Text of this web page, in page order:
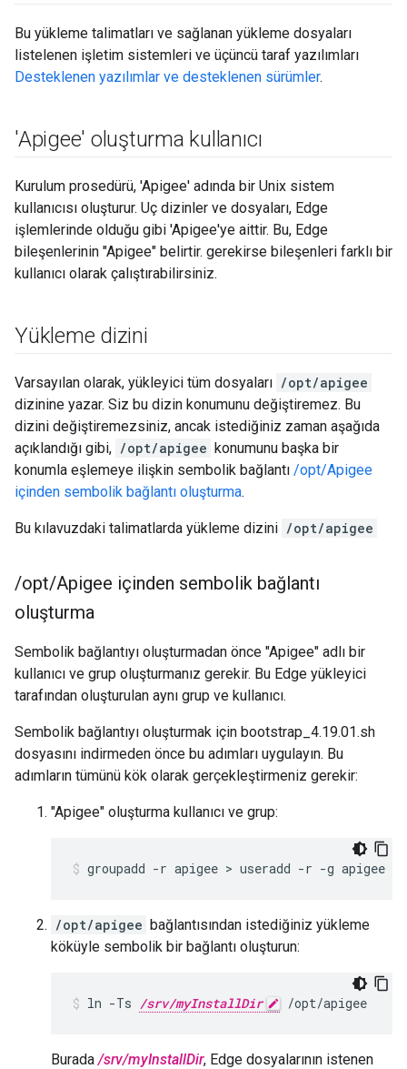
Bu yükleme talimatları ve sağlanan yükleme dosyaları
listelenen işletim sistemleri ve üçüncü taraf yazılımları
Desteklenen yazılımlar ve desteklenen sürümler.
'Apigee' oluşturma kullanıcı
Kurulum prosedürü, 'Apigee' adında bir Unix sistem
kullanıcısı oluşturur. Uç dizinler ve dosyaları, Edge
işlemlerinde olduğu gibi 'Apigee'ye aittir. Bu, Edge
bileşenlerinin "Apigee" belirtir. gerekirse bileşenleri farklı bir
kullanıcı olarak çalıştırabilirsiniz.
Yükleme dizini
Varsayılan olarak, yükleyici tüm dosyaları /opt/apigee
dizinine yazar. Siz bu dizin konumunu değiştiremez. Bu
dizini değiştiremezsiniz, ancak istediğiniz zaman aşağıda
açıklandığı gibi, /opt/apigee konumunu başka bir
konumla eşlemeye ilişkin sembolik bağlantı /opt/Apigee
içinden sembolik bağlantı oluşturma.
Bu kılavuzdaki talimatlarda yükleme dizini /opt/apigee
/opt/Apigee içinden sembolik bağlantı
oluşturma
Sembolik bağlantıyı oluşturmadan önce "Apigee" adlı bir
kullanıcı ve grup oluşturmanız gerekir. Bu Edge yükleyici
tarafından oluşturulan aynı grup ve kullanıcı.
Sembolik bağlantıyı oluşturmak için bootstrap_4.19.01.sh
dosyasını indirmeden önce bu adımları uygulayın. Bu
adımların tümünü kök olarak gerçekleştirmeniz gerekir:
"Apigee" oluşturma kullanıcı ve grup:
groupadd -r apigee > useradd -r -g apigee
/opt/apigee bağlantısından istediğiniz yükleme
köküyle sembolik bir bağlantı oluşturun:
ln -Ts /srv/myInstallDir /opt/apigee
Burada/srv/myInstallDir, Edge dosyalarının istenen